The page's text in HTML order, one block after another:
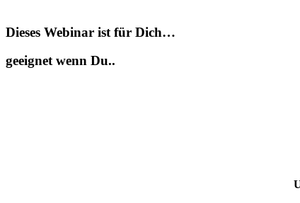
Dieses Webinar ist für Dich…
geeignet wenn Du..